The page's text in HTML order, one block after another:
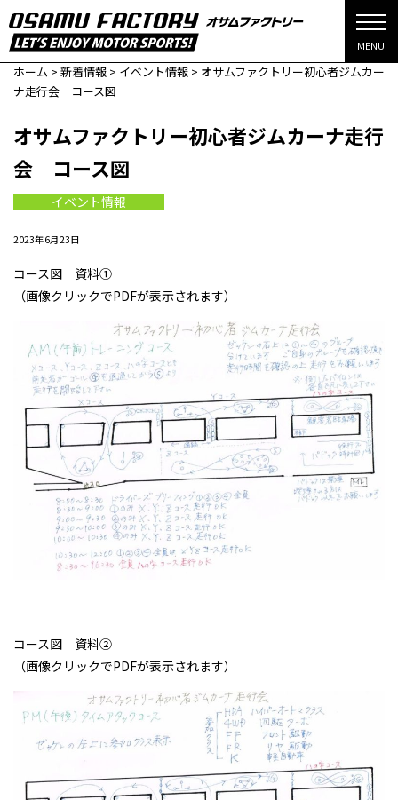
MENU
ホーム > 新着情報 > イベント情報 > オサムファクトリー初心者ジムカー
ナ走行会 コース図
オサムファクトリー初心者ジムカーナ走行
会 コース図
イベント情報
2023年6月23日
コース図 資料①
（画像クリックでPDFが表示されます）
コース図 資料②
（画像クリックでPDFが表示されます）